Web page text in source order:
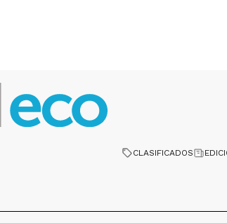
CLASIFICADOS